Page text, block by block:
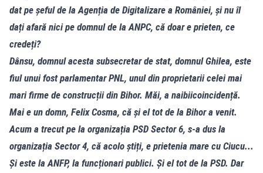
dat pe șeful de la Agenția de Digitalizare a României, și nu îl
dați afară nici pe domnul de la ANPC, că doar e prieten, ce
credeți?
Dânsu, domnul acesta subsecretar de stat, domnul Ghilea, este
fiul unui fost parlamentar PNL, unul din proprietarii celei mai
mari firme de construcții din Bihor. Măi, a naibiicoincidență.
Mai e un domn, Felix Cosma, că și el tot de la Bihor a venit.
Acum a trecut pe la organizația PSD Sector 6, s-a dus la
organizația Sector 4, că acolo știți, e prietenia mare cu Ciucu...
Și este la ANFP, la funcționari publici. Și el tot de la PSD. Dar